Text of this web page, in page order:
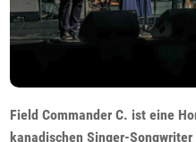
Field Commander C. ist eine
kanadischen Singer-